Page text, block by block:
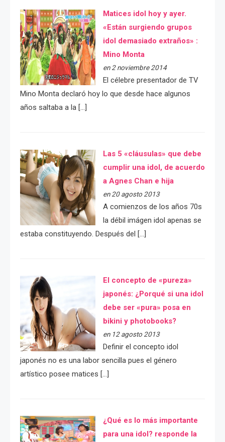
Matices idol hoy y ayer.
«Están surgiendo grupos
idol demasiado extraños» :
Mino Monta
en 2 noviembre 2014
El célebre presentador de TV
Mino Monta declaró hoy lo que desde hace algunos
años saltaba a la […]
Las 5 «cláusulas» que debe
cumplir una idol, de acuerdo
a Agnes Chan e hija
en 20 agosto 2013
A comienzos de los años 70s
la débil imágen idol apenas se
estaba constituyendo. Después del […]
El concepto de «pureza»
japonés: ¿Porqué si una idol
debe ser «pura» posa en
bikini y photobooks?
en 12 agosto 2013
Definir el concepto idol
japonés no es una labor sencilla pues el género
artístico posee matices […]
¿Qué es lo más importante
para una idol? responde la